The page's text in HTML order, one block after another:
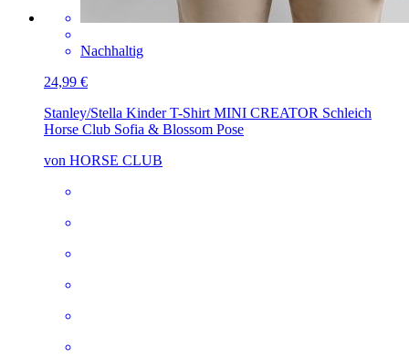
Nachhaltig
24,99 €
Stanley/Stella Kinder T-Shirt MINI CREATOR Schleich
Horse Club Sofia & Blossom Pose
von HORSE CLUB